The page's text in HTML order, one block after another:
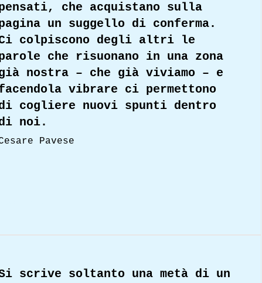
che acquistano sulla
un suggello di conferma.
colpiscono degli altri le
che risuonano in una zona
nostra – che già viviamo – e
vibrare ci permettono
cogliere nuovi spunti dentro
noi.
Pavese
scrive soltanto una metà di un